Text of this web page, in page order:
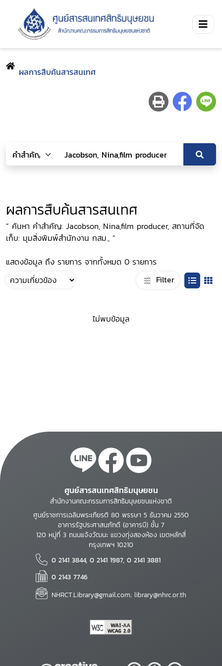
ผลการสืบค้นสารสนเทศ
ผลการสืบค้นสารสนเทศ
“ ค้นหา คำสำคัญ: Jacobson, Nina,film producer, สถานที่จัด
เก็บ: มุมสิ่งพิมพ์สำนักงาน กสม., ”
แสดงข้อมูล ถึง รายการ จากทั้งหมด 0 รายการ
Filter
ไม่พบข้อมูล
ศูนย์สารสนเทศสิทธิมนุษยชน
สำนักงานคณะกรรมการสิทธิมนุษยชนแห่งชาติ
ศูนย์ราชการเฉลิมพระเกียรติ 80 พรรษา 5 ธันวาคม 2550
อาคารรัฐประศาสนภักดี (อาคารบี) ชั้น 7
120 หมู่ที่ 3 ถนนแจ้งวัฒนะ แขวงทุ่งสองห้อง เขตหลักสี่
กรุงเทพฯ 10210
0 2141 3844, 0 2141 1987, 0 2141 3881
0 2143 7746
NHRCT.Library@gmail.com; library@nhrc.or.th